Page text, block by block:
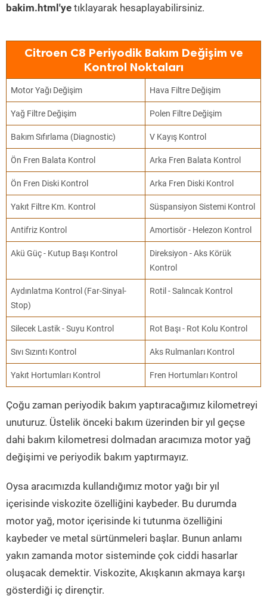
bakim.html'ye tıklayarak hesaplayabilirsiniz.
Citroen C8 Periyodik Bakım Değişim ve
Kontrol Noktaları
Motor Yağı Değişim Hava Filtre Değişim
Yağ Filtre Değişim Polen Filtre Değişim
Bakım Sıfırlama (Diagnostic) V Kayış Kontrol
Ön Fren Balata Kontrol Arka Fren Balata Kontrol
Ön Fren Diski Kontrol Arka Fren Diski Kontrol
Yakıt Filtre Km. Kontrol Süspansiyon Sistemi Kontrol
Antifriz Kontrol Amortisör - Helezon Kontrol
Akü Güç - Kutup Başı Kontrol
Direksiyon - Aks Körük
Kontrol
Aydınlatma Kontrol (Far-Sinyal-
Stop)
Rotil - Salıncak Kontrol
Silecek Lastik - Suyu Kontrol Rot Başı - Rot Kolu Kontrol
Sıvı Sızıntı Kontrol Aks Rulmanları Kontrol
Yakıt Hortumları Kontrol Fren Hortumları Kontrol
Çoğu zaman periyodik bakım yaptıracağımız kilometreyi
unuturuz. Üstelik önceki bakım üzerinden bir yıl geçse
dahi bakım kilometresi dolmadan aracımıza motor yağ
değişimi ve periyodik bakım yaptırmayız.
Oysa aracımızda kullandığımız motor yağı bir yıl
içerisinde viskozite özelliğini kaybeder. Bu durumda
motor yağ, motor içerisinde ki tutunma özelliğini
kaybeder ve metal sürtünmeleri başlar. Bunun anlamı
yakın zamanda motor sisteminde çok ciddi hasarlar
oluşacak demektir. Viskozite, Akışkanın akmaya karşı
gösterdiği iç dirençtir.